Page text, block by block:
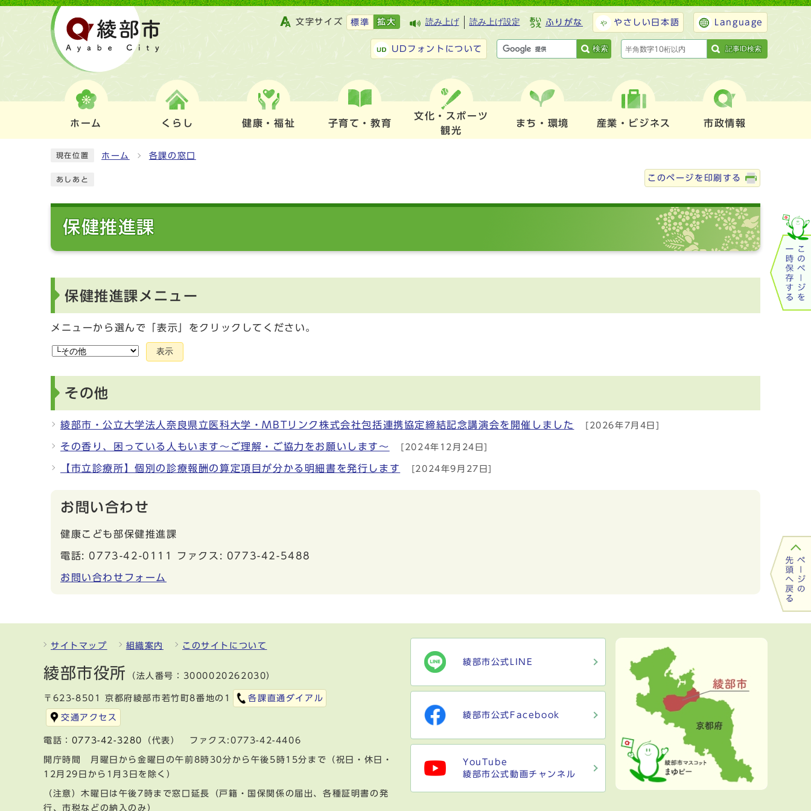
文字サイズ 標準 拡大 読み上げ 読み上げ設定 ふりがな やさしい日本語 Language
UDフォントについて 検索 記事ID検索
ホーム くらし 健康・福祉 子育て・教育
文化・スポーツ
観光
まち・環境 産業・ビジネス 市政情報
現在位置 ホーム 各課の窓口
あしあと このページを印刷する
保健推進課
保健推進課メニュー
メニューから選んで「表示」をクリックしてください。
表示
その他
綾部市・公立大学法人奈良県立医科大学・MBTリンク株式会社包括連携協定締結記念講演会を開催しました [2026年7月4日]
その香り、困っている人もいます～ご理解・ご協力をお願いします～ [2024年12月24日]
【市立診療所】個別の診療報酬の算定項目が分かる明細書を発行します [2024年9月27日]
お問い合わせ
健康こども部保健推進課
電話: 0773-42-0111 ファクス: 0773-42-5488
お問い合わせフォーム
サイトマップ 組織案内 このサイトについて
綾部市役所 （法人番号：3000020262030）
〒623-8501 京都府綾部市若竹町8番地の1 各課直通ダイアル
交通アクセス
電話： 0773-42-3280 （代表） ファクス:0773-42-4406
開庁時間 月曜日から金曜日の午前8時30分から午後5時15分まで（祝日・休日・
12月29日から1月3日を除く）
（注意）木曜日は午後7時まで窓口延長（戸籍・国保関係の届出、各種証明書の発
行、市税などの納入のみ）
綾部市公式LINE
綾部市公式Facebook
YouTube
綾部市公式動画チャンネル